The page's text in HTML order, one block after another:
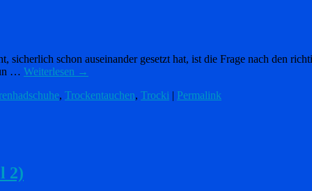
sicherlich schon auseinander gesetzt hat, ist die Frage nach den
… Weiterlesen →
, Trockentauchen, Trocki | Permalink
2)